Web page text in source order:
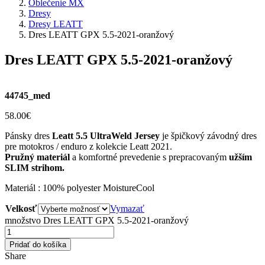
Oblečenie MX
Dresy
Dresy LEATT
Dres LEATT GPX 5.5-2021-oranžový
Dres LEATT GPX 5.5-2021-oranžový
44745_med
58.00€
Pánsky dres Leatt 5.5 UltraWeld Jersey je špičkový závodný dres
pre motokros / enduro z kolekcie Leatt 2021.
Pružný materiál a komfortné prevedenie s prepracovaným užším
SLIM strihom.
Materiál : 100% polyester MoistureCool
Velkosť
Vymazať
množstvo Dres LEATT GPX 5.5-2021-oranžový
Pridať do košíka
Share